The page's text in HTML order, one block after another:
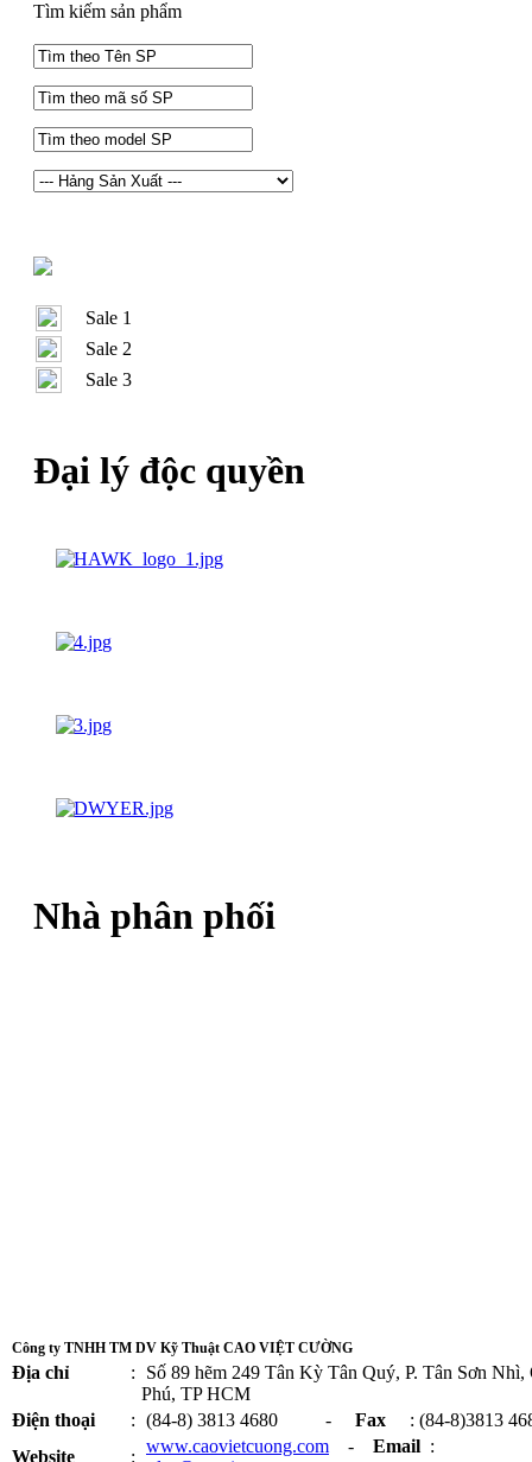
Tìm kiếm sản phẩm
Sale 1
Sale 2
Sale 3
Đại lý độc quyền
Nhà phân phối
Công ty TNHH TM DV Kỹ Thuật CAO VIỆT CƯỜNG
Địa chỉ :
Số 89 hẽm 249 Tân Kỳ Tân Quý, P. Tân Sơn Nhì,
Phú, TP HCM
Điện thoại
: (84-8) 3813 4680 - Fax
: (84-8)3813
Website
:
www.caovietcuong.com - Email :